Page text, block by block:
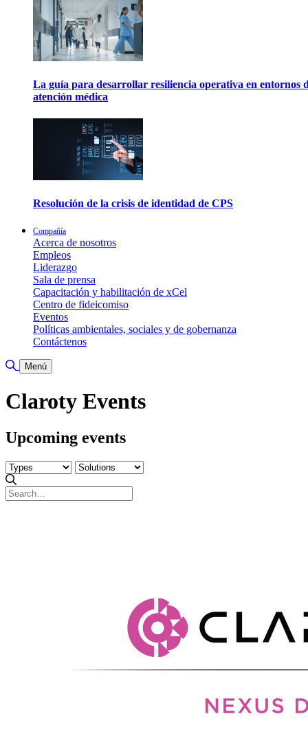
La guía para desarrollar resiliencia operativa en entornos
atención médica
Resolución de la crisis de identidad de CPS
Compañía
Acerca de nosotros
Empleos
Liderazgo
Sala de prensa
Capacitación y habilitación de xCel
Centro de fideicomiso
Eventos
Políticas ambientales, sociales y de gobernanza
Contáctenos
Alternar búsqueda
Menú
Claroty Events
Upcoming events